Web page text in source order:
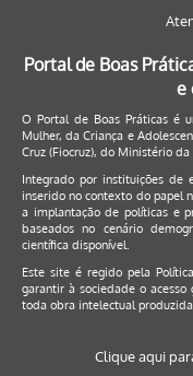
Portal de Boas
e
O Portal de Boas Práticas é
Mulher, da Criança e
Cruz (Fiocruz), do Ministério da
Integrado por instituições de
inserido no contexto do papel
a implantação de políticas e
baseados no cenário
científica disponível.
Este site é regido pela
garantir à sociedade o
toda obra intelectual
Clique aqui